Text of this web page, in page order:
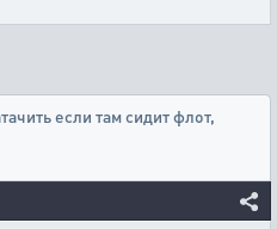
если там сидит флот,